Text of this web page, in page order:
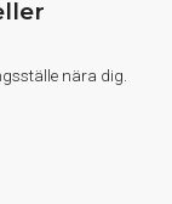
nära dig.